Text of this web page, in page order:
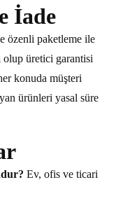
İade
özenli paketleme ile
olup üretici garantisi
konuda müşteri
ürünleri yasal süre
Ev, ofis ve ticari